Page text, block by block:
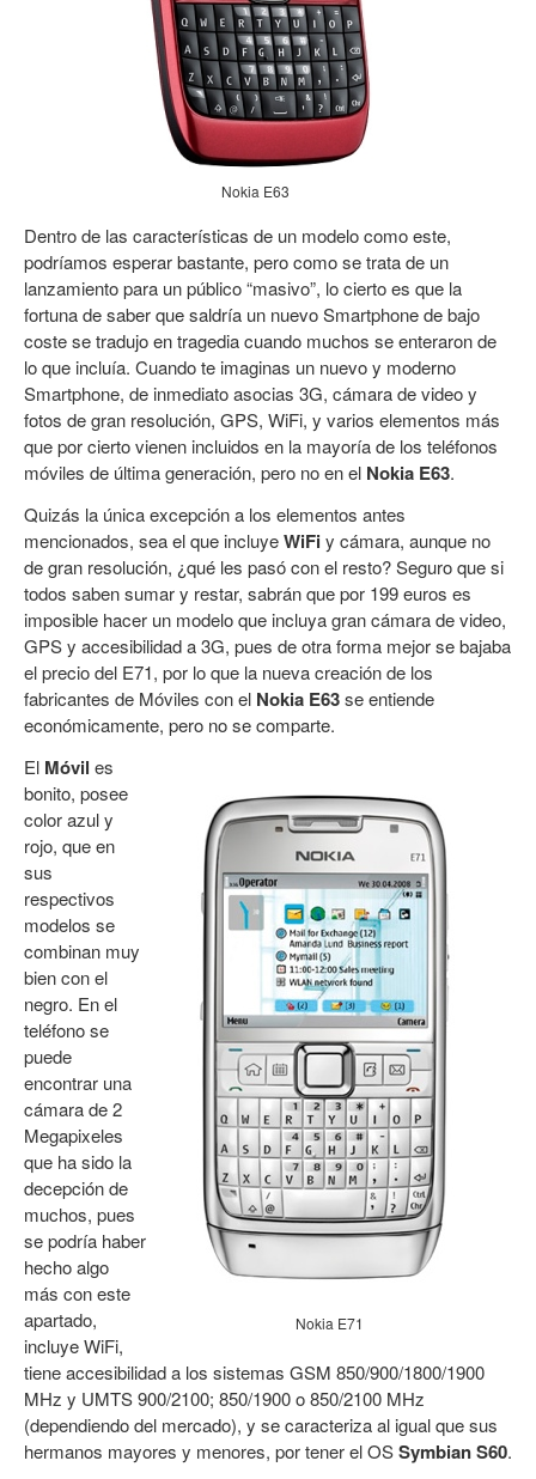
Nokia E63
Dentro de las características de un modelo como este,
podríamos esperar bastante, pero como se trata de un
lanzamiento para un público “masivo”, lo cierto es que la
fortuna de saber que saldría un nuevo Smartphone de bajo
coste se tradujo en tragedia cuando muchos se enteraron de
lo que incluía. Cuando te imaginas un nuevo y moderno
Smartphone, de inmediato asocias 3G, cámara de video y
fotos de gran resolución, GPS, WiFi, y varios elementos más
que por cierto vienen incluidos en la mayoría de los teléfonos
móviles de última generación, pero no en el Nokia E63.
Quizás la única excepción a los elementos antes
mencionados, sea el que incluyeWiFiy cámara, aunque no
de gran resolución, ¿qué les pasó con el resto? Seguro que si
todos saben sumar y restar, sabrán que por 199 euros es
imposible hacer un modelo que incluya gran cámara de video,
GPS y accesibilidad a 3G, pues de otra forma mejor se bajaba
el precio del E71, por lo que la nueva creación de los
fabricantes de Móviles con el Nokia E63se entiende
económicamente, pero no se comparte.
Nokia E71
El Móvil es
bonito, posee
color azul y
rojo, que en
sus
respectivos
modelos se
combinan muy
bien con el
negro. En el
teléfono se
puede
encontrar una
cámara de 2
Megapixeles
que ha sido la
decepción de
muchos, pues
se podría haber
hecho algo
más con este
apartado,
incluye WiFi,
tiene accesibilidad a los sistemas GSM 850/900/1800/1900
MHz y UMTS 900/2100; 850/1900 o 850/2100 MHz
(dependiendo del mercado), y se caracteriza al igual que sus
hermanos mayores y menores, por tener el OSSymbian S60.